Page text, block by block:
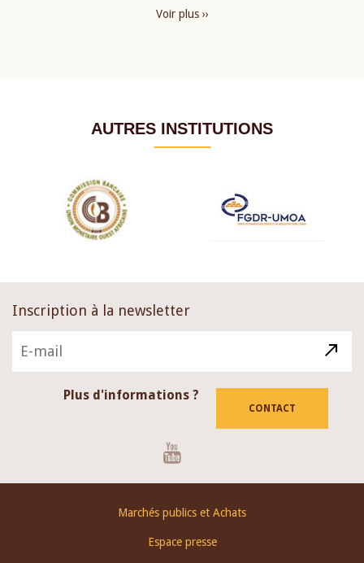
Voir plus ››
AUTRES INSTITUTIONS
Inscription à la newsletter
Plus d'informations ?
CONTACT
Marchés publics et Achats
Espace presse